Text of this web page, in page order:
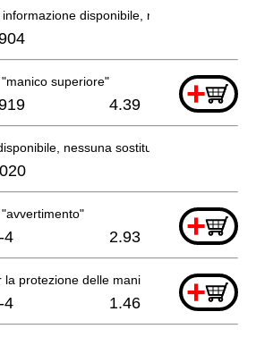
disponibile, non ordinabile
superiore" +
4.39
nessuna sostituzione
+
4 2.93
la protezione delle mani +
4 1.46